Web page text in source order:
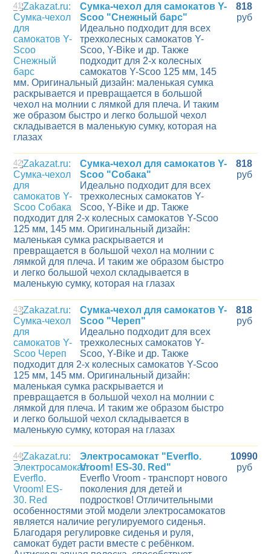
41
Сумка-чехол для самокатов Y-
Scoo "Снежный барс"
Идеально подходит для всех
трехколесных самокатов Y-
Scoo, Y-Bike и др. Также
подходит для 2-х колесных
самокатов Y-Scoo 125 мм, 145
мм. Оригинальный дизайн: маленькая сумка
раскрывается и превращается в большой
чехол на молнии с лямкой для плеча. И таким
же образом быстро и легко большой чехол
складывается в маленькую сумку, которая на
глазах
818
руб
42
Сумка-чехол для самокатов Y-
Scoo "Собака"
Идеально подходит для всех
трехколесных самокатов Y-
Scoo, Y-Bike и др. Также
подходит для 2-х колесных самокатов Y-Scoo
125 мм, 145 мм. Оригинальный дизайн:
маленькая сумка раскрывается и
превращается в большой чехол на молнии с
лямкой для плеча. И таким же образом быстро
и легко большой чехол складывается в
маленькую сумку, которая на глазах
818
руб
43
Сумка-чехол для самокатов Y-
Scoo "Череп"
Идеально подходит для всех
трехколесных самокатов Y-
Scoo, Y-Bike и др. Также
подходит для 2-х колесных самокатов Y-Scoo
125 мм, 145 мм. Оригинальный дизайн:
маленькая сумка раскрывается и
превращается в большой чехол на молнии с
лямкой для плеча. И таким же образом быстро
и легко большой чехол складывается в
маленькую сумку, которая на глазах
818
руб
44
Электросамокат "Everflo.
Vroom! ES-30. Red"
Everflo Vroom - транспорт нового
поколения для детей и
подростков! Отличительными
особенностями этой модели электросамокатов
является наличие регулируемого сиденья.
Благодаря регулировке сиденья и руля,
самокат будет расти вместе с ребёнком.
10990
руб